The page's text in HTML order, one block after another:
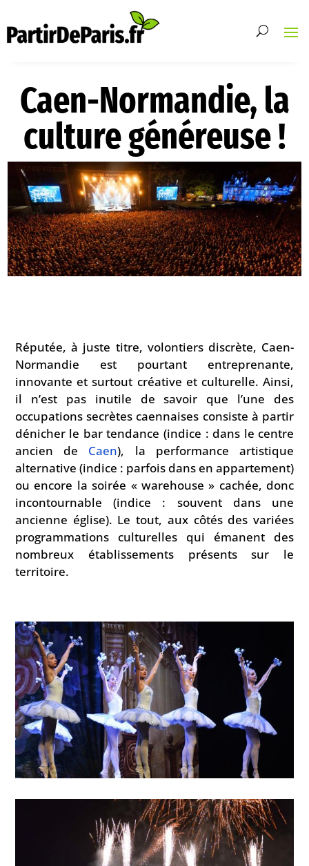
Caen-Normandie, la
culture généreuse !
Réputée, à juste titre, volontiers discrète, Caen-
Normandie est pourtant entreprenante,
innovante et surtout créative et culturelle. Ainsi,
il n’est pas inutile de savoir que l’une des
occupations secrètes caennaises consiste à partir
dénicher le bar tendance (indice : dans le centre
ancien de Caen), la performance artistique
alternative (indice : parfois dans en appartement)
ou encore la soirée « warehouse » cachée, donc
incontournable (indice : souvent dans une
ancienne église). Le tout, aux côtés des variées
programmations culturelles qui émanent des
nombreux établissements présents sur le
territoire.